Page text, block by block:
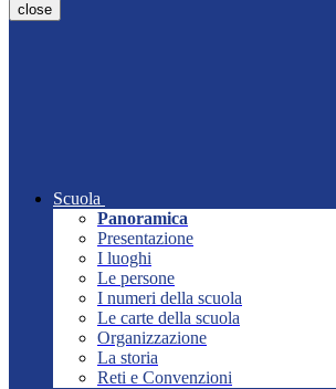
close
Scuola
Panoramica
Presentazione
I luoghi
Le persone
I numeri della scuola
Le carte della scuola
Organizzazione
La storia
Reti e Convenzioni